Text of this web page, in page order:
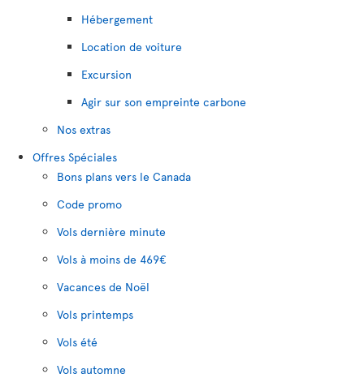
Hébergement
Location de voiture
Excursion
Agir sur son empreinte carbone
Nos extras
Offres Spéciales
Bons plans vers le Canada
Code promo
Vols dernière minute
Vols à moins de 469€
Vacances de Noël
Vols printemps
Vols été
Vols automne